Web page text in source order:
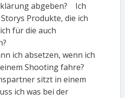
abgeben? Ich
Produkte, die ich
für die auch
ich absetzen, wenn ich
Shooting fahre?
sitzt in einem
ich was bei der